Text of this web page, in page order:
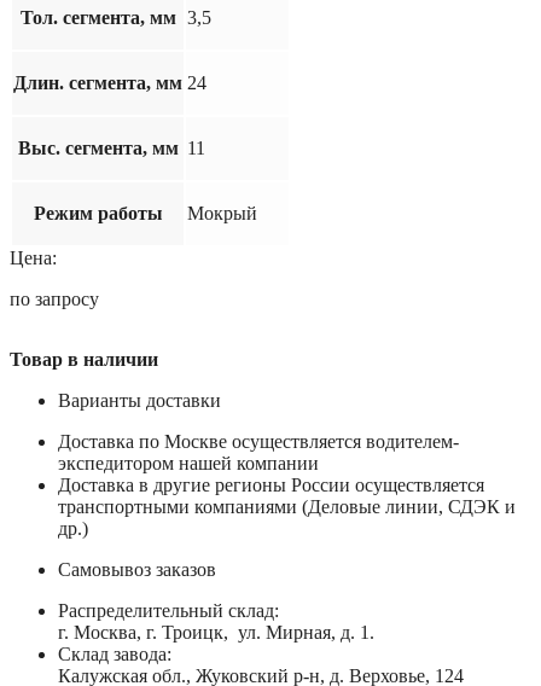
Тол. сегмента, мм 3,5
Длин. сегмента, мм 24
Выс. сегмента, мм 11
Режим работы Мокрый
Цена:
по запросу
Товар в наличии
Варианты доставки
Доставка по Москве осуществляется водителем-
экспедитором нашей компании
Доставка в другие регионы России осуществляется
транспортными компаниями (Деловые линии, СДЭК и
др.)
Самовывоз заказов
Распределительный склад:
г. Москва, г. Троицк, ул. Мирная, д. 1.
Склад завода:
Калужская обл., Жуковский р-н, д. Верховье, 124